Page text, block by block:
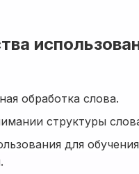
обработка слова.
структуры
для